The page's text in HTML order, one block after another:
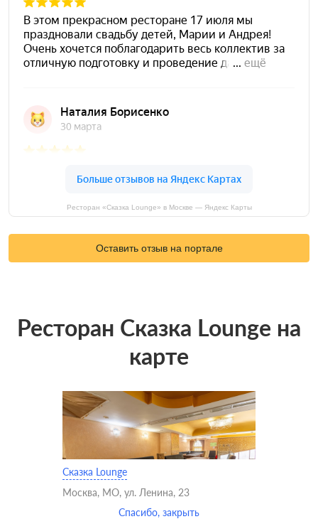
Ресторан «Сказка Lounge» в Москве — Яндекс Карты
Оставить отзыв на портале
Ресторан Сказка Lounge на
карте
Сказка Lounge
Москва, МО, ул. Ленина, 23
Спасибо, закрыть